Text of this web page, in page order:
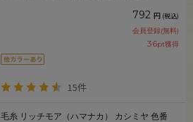
792 円 (税込)
会員登録(無料)
36pt獲得
15件
毛糸 リッチモア（ハマナカ） カシミヤ 色番